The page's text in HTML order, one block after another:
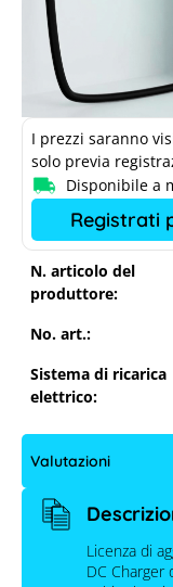
Sigenergy
N. articolo del
produttore:
No. art.:
Sistema di ricarica
elettrico:
I prezzi saranno
solo previa
Disponibile a
Registrati
Valutazioni
Licenza di
DC Charger